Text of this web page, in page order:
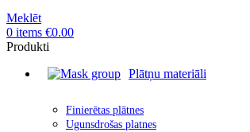
Meklēt
0 items €0.00
Produkti
Plātņu materiāli
Finierētas plātnes
Ugunsdrošas platnes